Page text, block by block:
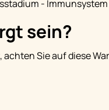
-
sein?
Sie auf diese